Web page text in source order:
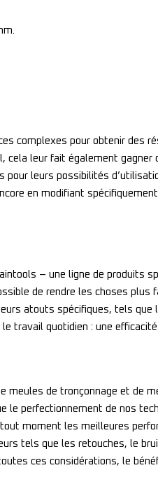
complexes pour obtenir des
cela leur fait également
leurs possibilités
en modifiant
– une ligne de produits
de rendre les choses plus
atouts spécifiques, tels que
travail quotidien : une
de tronçonnage et de
le perfectionnement de nos
moment les meilleures
tels que les retouches, le
ces considérations, le